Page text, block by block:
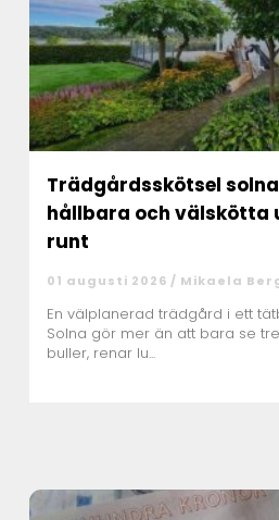
Trädgårdsskötsel solna så skapas
hållbara och välskötta
runt
01 augusti 2026 / Mikaela
En välplanerad trädgård i ett
Solna gör mer än att bara se
buller, renar lu...